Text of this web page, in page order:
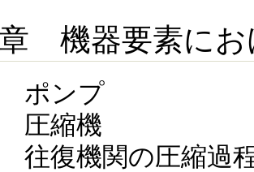
機器要素にお
ポンプ
圧縮機
往復機関の圧縮過